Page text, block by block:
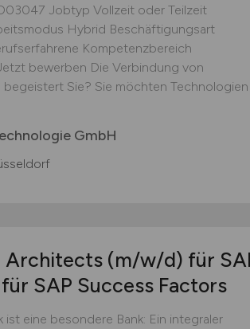
Jobtyp Vollzeit oder Teilzeit
Hybrid Beschäftigungsart
Kompetenzbereich
bewerben Die Verbindung von
Sie? Sie möchten Technologien
GmbH
Architects (m/w/d) für
SAP Success Factors
eine besondere Bank: Ein integraler